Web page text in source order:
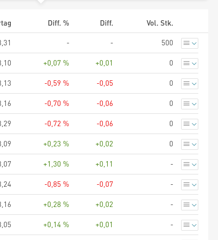
Diff. % Diff.
Vol. Stk.
- - 500
+0,07 % +0,01 0
-0,59 % -0,05 0
-0,70 % -0,06 0
-0,72 % -0,06 0
+0,23 % +0,02 0
+1,30 % +0,11 -
-0,85 % -0,07 -
+0,28 % +0,02 -
+0,14 % +0,01 -